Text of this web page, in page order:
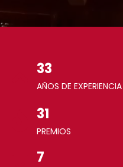
33
AÑOS DE EXPERIENCIA
31
PREMIOS
7